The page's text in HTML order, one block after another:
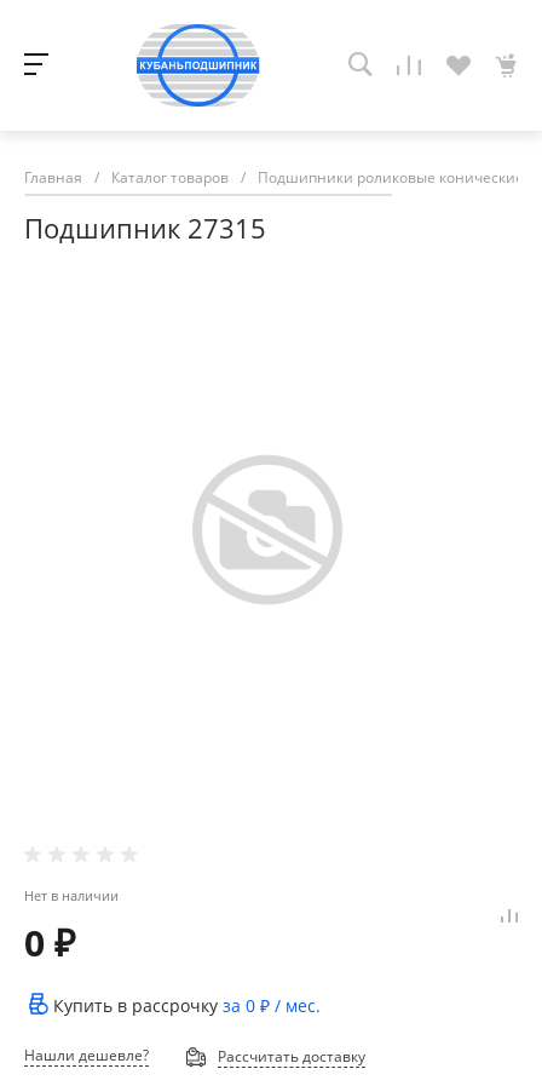
Главная / Каталог товаров / Подшипники роликовые конические
Подшипник 27315
Нет в наличии
0 ₽
Купить в рассрочку за 0 ₽ / мес.
Нашли дешевле? Рассчитать доставку